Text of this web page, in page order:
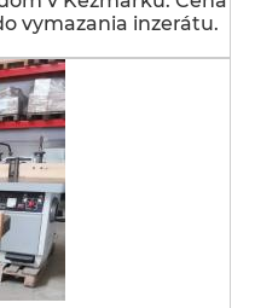
vymazania inzerátu.